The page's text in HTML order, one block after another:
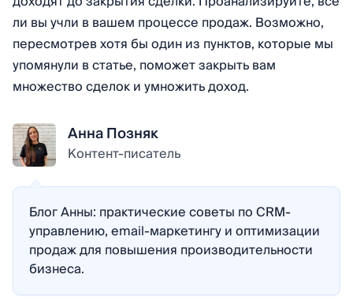
ли вы учли в вашем процессе продаж. Возможно,
пересмотрев хотя бы один из пунктов, которые мы
упомянули в статье, поможет закрыть вам
множество сделок и умножить доход.
Анна Позняк
Контент-писатель
Блог Анны: практические советы по CRM-
управлению, email-маркетингу и оптимизации
продаж для повышения производительности
бизнеса.